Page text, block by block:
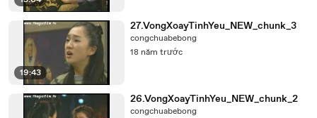
19:43
27.VongXoayTinhYeu_NEW_chunk_3
congchuabebong
18 năm trước
26.VongXoayTinhYeu_NEW_chunk_2
congchuabebong